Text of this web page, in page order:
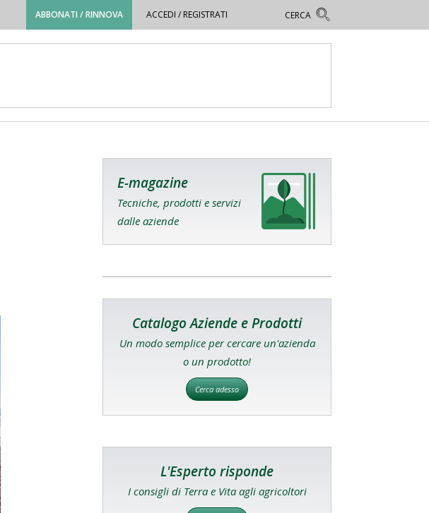
ABBONATI / RINNOVA ACCEDI / REGISTRATI
E-magazine
Tecniche, prodotti e servizi
dalle aziende
Catalogo Aziende e Prodotti
Un modo semplice per cercare un'azienda
o un prodotto!
Cerca adesso
L'Esperto risponde
I consigli di Terra e Vita agli agricoltori